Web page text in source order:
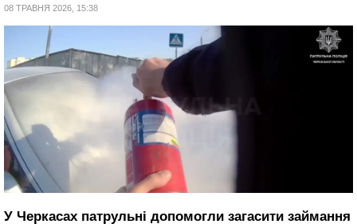
08 ТРАВНЯ 2026, 15:38
У Черкасах патрульні допомогли загасити займання